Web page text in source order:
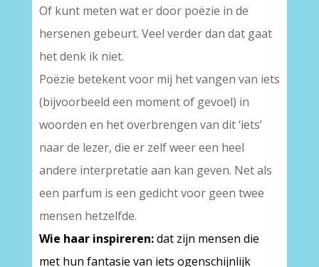
Of kunt meten wat er door poëzie in de
hersenen gebeurt. Veel verder dan dat gaat
het denk ik niet.
Poëzie betekent voor mij het vangen van iets
(bijvoorbeeld een moment of gevoel) in
woorden en het overbrengen van dit ‘iets’
naar de lezer, die er zelf weer een heel
andere interpretatie aan kan geven. Net als
een parfum is een gedicht voor geen twee
mensen hetzelfde.
Wie haar inspireren:dat zijn mensen die
met hun fantasie van iets ogenschijnlijk